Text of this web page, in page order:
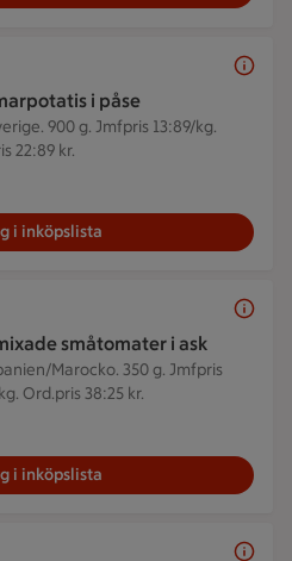
i påse
900 g. Jmfpris 13:89/kg.
22:89 kr.
i inköpslista
småtomater i ask
Marocko. 350 g. Jmfpris
Ord.pris 38:25 kr.
i inköpslista